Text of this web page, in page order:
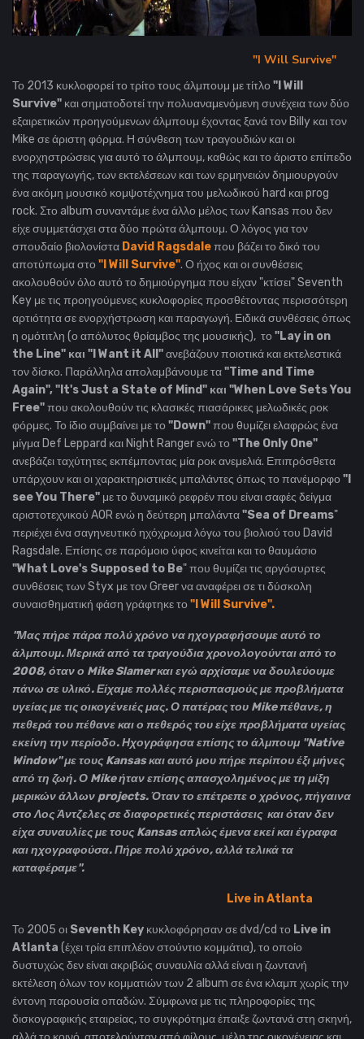
"I Will Survive"
Το 2013 κυκλοφορεί το τρίτο τους άλμπουμ με τίτλο "I Will
Survive" και σηματοδοτεί την πολυαναμενόμενη συνέχεια των δύο
εξαιρετικών προηγούμενων άλμπουμ έχοντας ξανά τον Billy και τον
Mike σε άριστη φόρμα. Η σύνθεση των τραγουδιών και οι
ενορχηστρώσεις για αυτό το άλμπουμ, καθώς και το άριστο επίπεδο
της παραγωγής, των εκτελέσεων και των ερμηνειών δημιουργούν
ένα ακόμη μουσικό κομψοτέχνημα του μελωδικού hard και prog
rock. Στο album συναντάμε ένα άλλο μέλος των Kansas που δεν
είχε συμμετάσχει στα δύο πρώτα άλμπουμ. Ο λόγος για τον
σπουδαίο βιολονίστα David Ragsdaleπου βάζει το δικό του
αποτύπωμα στο "I Will Survive". Ο ήχος και οι συνθέσεις
ακολουθούν όλο αυτό το δημιούργημα που είχαν "κτίσει" Seventh
Key με τις προηγούμενες κυκλοφορίες προσθέτοντας περισσότερη
αρτιότητα σε ενορχήστρωση και παραγωγή. Ειδικά συνθέσεις όπως
η ομότιτλη (ο απόλυτος θρίαμβος της μουσικής), το "Lay in on
the Line" και "I Want it All"ανεβάζουν ποιοτικά και εκτελεστικά
τον δίσκο. Παράλληλα απολαμβάνουμε τα"Time and Time
Again", "It's Just a State of Mind" και "When Love Sets You
Free"που ακολουθούν τις κλασικές πιασάρικες μελωδικές ροκ
φόρμες. Το ίδιο συμβαίνει με το "Down"που θυμίζει ελαφρώς ένα
μίγμα Def Leppard και Night Ranger ενώ το "The Only One"
ανεβάζει ταχύτητες εκπέμποντας μία ροκ ανεμελιά. Επιπρόσθετα
υπάρχουν και οι χαρακτηριστικές μπαλάντες όπως το πανέμορφο "I
see You There" με το δυναμικό ρεφρέν που είναι σαφές δείγμα
αριστοτεχνικού AOR ενώ η δεύτερη μπαλάντα"Sea of Dreams"
περιέχει ένα σαγηνευτικό ηχόχρωμα λόγω του βιολιού του David
Ragsdale. Επίσης σε παρόμοιο ύφος κινείται και το θαυμάσιο
"What Love's Supposed to Be" που θυμίζει τις αργόσυρτες
συνθέσεις των Styx με τον Greer να αναφέρει σε τι δύσκολη
συναισθηματική φάση γράφτηκε το "I Will Survive".
"Μας πήρε πάρα πολύ χρόνο να ηχογραφήσουμε αυτό το
άλμπουμ. Μερικά από τα τραγούδια χρονολογούνται από το
2008, όταν ο Mike Slamer και εγώ αρχίσαμε να δουλεύουμε
πάνω σε υλικό. Είχαμε πολλές περισπασμούς με προβλήματα
υγείας με τις οικογένειές μας. Ο πατέρας του Mike πέθανε, η
πεθερά του πέθανε και ο πεθερός του είχε προβλήματα υγείας
εκείνη την περίοδο. Ηχογράφησα επίσης το άλμπουμ "Native
Window" με τους Kansas και αυτό μου πήρε περίπου έξι μήνες
από τη ζωή. Ο Mike ήταν επίσης απασχολημένος με τη μίξη
μερικών άλλων projects. Όταν το επέτρεπε ο χρόνος, πήγαινα
στο Λος Άντζελες σε διαφορετικές περιστάσεις και όταν δεν
είχα συναυλίες με τους Kansas απλώς έμενα εκεί και έγραφα
και ηχογραφούσα. Πήρε πολύ χρόνο, αλλά τελικά τα
καταφέραμε".
Live in Atlanta
Το 2005 οι Seventh Key κυκλοφόρησαν σε dvd/cd το Live in
Atlanta (έχει τρία επιπλέον στούντιο κομμάτια), το οποίο
δυστυχώς δεν είναι ακριβώς συναυλία αλλά είναι η ζωντανή
εκτέλεση όλων τον κομματιών των 2 album σε ένα κλαμπ χωρίς την
έντονη παρουσία οπαδών. Σύμφωνα με τις πληροφορίες της
δισκογραφικής εταιρείας, το συγκρότημα έπαιξε ζωντανά στη σκηνή,